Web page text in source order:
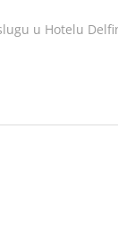
u Hotelu